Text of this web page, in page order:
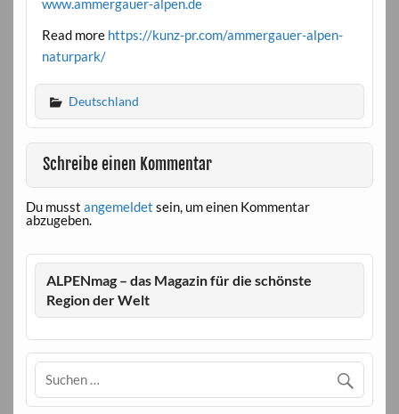
www.ammergauer-alpen.de
Read more https://kunz-pr.com/ammergauer-alpen-
naturpark/
Deutschland
Schreibe einen Kommentar
Du musst angemeldet sein, um einen Kommentar
abzugeben.
ALPENmag – das Magazin für die schönste
Region der Welt